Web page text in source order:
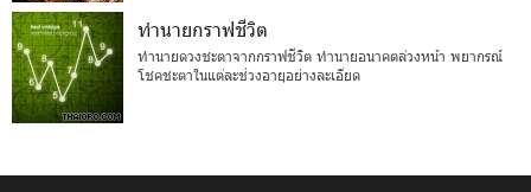
ทำนายกราฟชีวิต
ทำนายดวงชะตาจากกราฟชีวิต ทำนายอนาคตล่วงหน้า พยากรณ์
โชคชะตาในแต่ละช่วงอายุอย่างละเอียด